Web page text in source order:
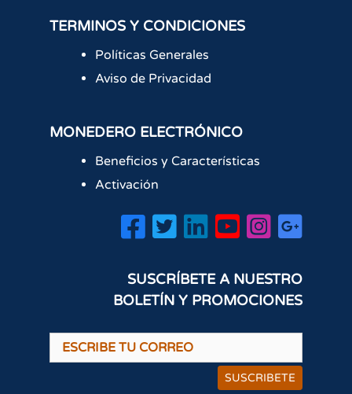
TERMINOS Y CONDICIONES
Políticas Generales
Aviso de Privacidad
MONEDERO ELECTRÓNICO
Beneficios y Características
Activación
SUSCRÍBETE A NUESTRO
BOLETÍN Y PROMOCIONES
SUSCRIBETE